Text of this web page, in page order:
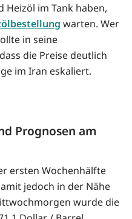
Heizöl im Tank haben,
warten. Wer
in seine
die Preise deutlich
im Iran eskaliert.
Prognosen am
ersten Wochenhälfte
jedoch in der Nähe
wurde die